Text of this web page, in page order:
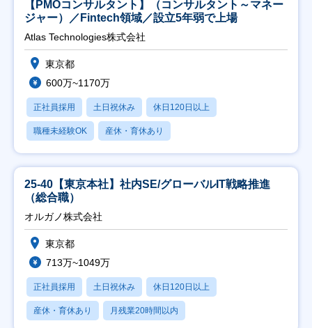
【PMOコンサルタント】（コンサルタント～マネー
ジャー）／Fintech領域／設立5年弱で上場
Atlas Technologies株式会社
東京都
600万~1170万
正社員採用 土日祝休み 休日120日以上
職種未経験OK 産休・育休あり
25-40【東京本社】社内SE/グローバルIT戦略推進
（総合職）
オルガノ株式会社
東京都
713万~1049万
正社員採用 土日祝休み 休日120日以上
産休・育休あり 月残業20時間以内